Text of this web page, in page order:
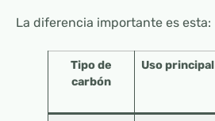
La diferencia importante es esta:
Tipo de
carbón
Uso principal